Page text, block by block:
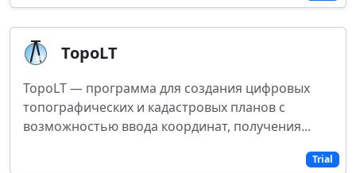
Trial
TopoLT
TopoLT — программа для создания цифровых
топографических и кадастровых планов с
возможностью ввода координат, получения...